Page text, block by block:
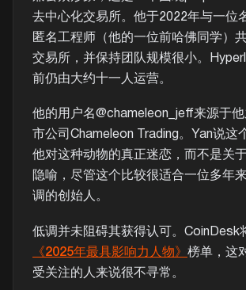
去中心化交易所。他于2022年与一位
匿名工程师（他的一位前哈佛同学）
交易所，并保持团队规模很小。
前仍由大约十一人运营。
他的用户名@chameleon_jeff来源于
市公司Chameleon Trading。Yan说这
他对这种动物的真正迷恋，而不是关
隐喻，尽管这个比较很适合一位多年
调的创始人。
低调并未阻碍其获得认可。CoinDesk
《2025年最具影响力人物》 榜单，这
受关注的人来说很不寻常。